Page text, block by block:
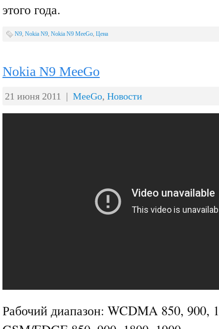
этого года.
N9, Nokia N9, Nokia N9 MeeGo, Цена
Nokia N9 MeeGo
21 июня 2011 | MeeGo, Новости
Рабочий диапазон: WCDMA 850, 900,